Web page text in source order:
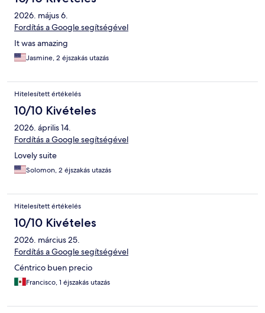
2026. május 6.
Fordítás a Google segítségével
It was amazing
Jasmine, 2 éjszakás utazás
Hitelesített értékelés
10/10 Kivételes
2026. április 14.
Fordítás a Google segítségével
Lovely suite
Solomon, 2 éjszakás utazás
Hitelesített értékelés
10/10 Kivételes
2026. március 25.
Fordítás a Google segítségével
Céntrico buen precio
Francisco, 1 éjszakás utazás